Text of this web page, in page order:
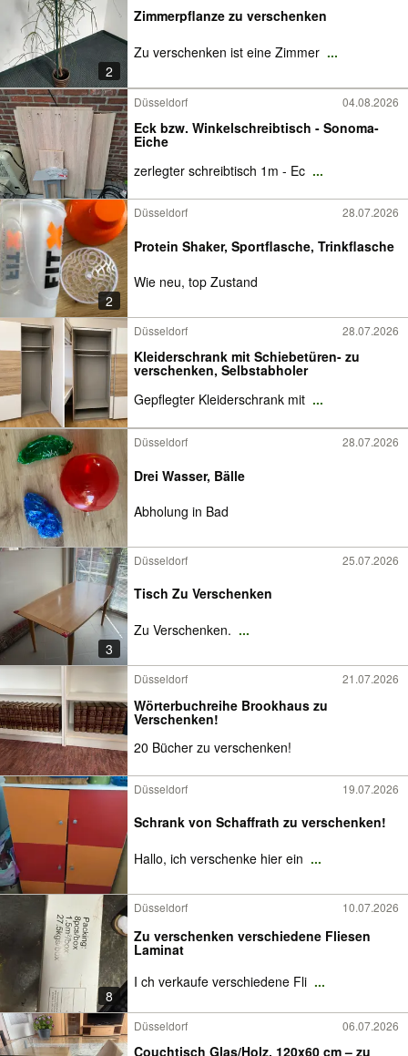
2
Zimmerpflanze zu verschenken
Zu verschenken ist eine Zimmer ...
Düsseldorf 04.08.2026
Eck bzw. Winkelschreibtisch - Sonoma-
Eiche
zerlegter schreibtisch 1m - Ec ...
2
Düsseldorf 28.07.2026
Protein Shaker, Sportflasche, Trinkflasche
Wie neu, top Zustand
Düsseldorf 28.07.2026
Kleiderschrank mit Schiebetüren- zu
verschenken, Selbstabholer
Gepflegter Kleiderschrank mit ...
Düsseldorf 28.07.2026
Drei Wasser, Bälle
Abholung in Bad
3
Düsseldorf 25.07.2026
Tisch Zu Verschenken
Zu Verschenken. ...
Düsseldorf 21.07.2026
Wörterbuchreihe Brookhaus zu
Verschenken!
20 Bücher zu verschenken!
Düsseldorf 19.07.2026
Schrank von Schaffrath zu verschenken!
Hallo, ich verschenke hier ein ...
8
Düsseldorf 10.07.2026
Zu verschenken verschiedene Fliesen
Laminat
I ch verkaufe verschiedene Fli ...
Düsseldorf 06.07.2026
Couchtisch Glas/Holz, 120x60 cm – zu